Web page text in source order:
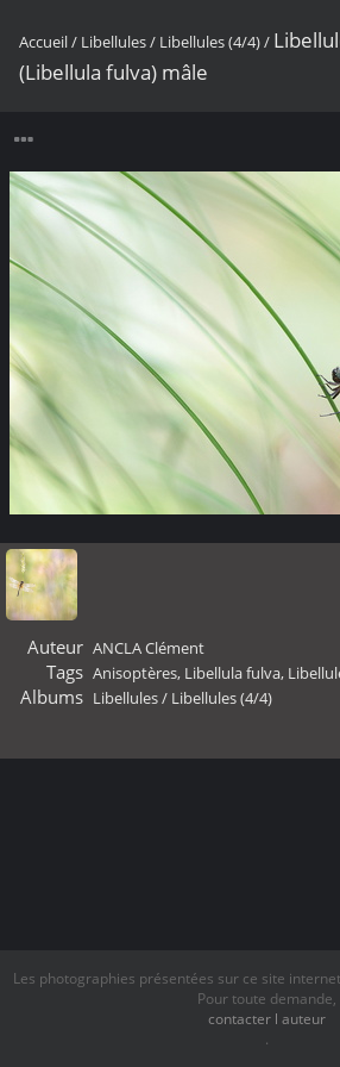
Accueil/ Libellules/ Libellules (4/4)/
(Libellula fulva) mâle
Auteur ANCLA Clément
Tags Anisoptères, Libellula fulva,
Albums Libellules/ Libellules (4/4)
Les photographies présentées sur ce site
Pour toute demande,
contacter l auteur
.